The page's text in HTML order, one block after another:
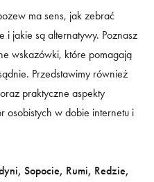
ma sens, jak zebrać
jakie są alternatywy. Poznasz
wskazówki, które pomagają
Przedstawimy również
praktyczne aspekty
osobistych w dobie internetu i
Sopocie, Rumi, Redzie,